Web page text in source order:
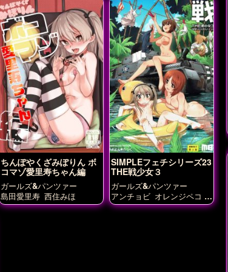
ちんぽやくざみぽりん ボ
コマゾ愛里寿ちゃん編
ガールズ&パンツァー
島田愛里寿 西住みほ
SIMPLEフェチシリーズ23
THE戦少女３
ガールズ&パンツァー
アンチョビ オレンジペコ
カチューシャ ケイ ダージ
リン ローズヒップ 丸山紗